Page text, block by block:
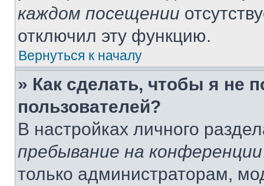
каждом посещении
отключил эту функцию.
Вернуться к началу
» Как сделать, чтобы я не
пользователей?
В настройках личного
пребывание на конференции
только администраторам,